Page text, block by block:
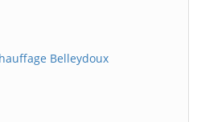
Belleydoux